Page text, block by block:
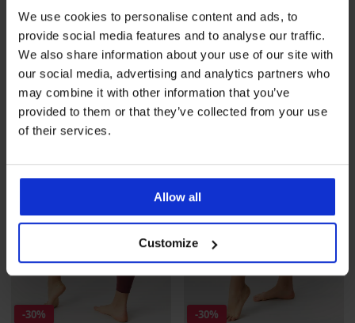
We use cookies to personalise content and ads, to
provide social media features and to analyse our traffic.
We also share information about your use of our site with
our social media, advertising and analytics partners who
may combine it with other information that you’ve
provided to them or that they’ve collected from your use
of their services.
Allow all
Customize
Чорапогащник Plus Size
Margaret 50 DEN
Намаление
11,89 € Първоначална цена
(33,23 лв.)
Чорапогащник Plus Size
Margaret 50 DEN
Намаление(23,25 лв.)
(33,23 лв.)
-30% -30%